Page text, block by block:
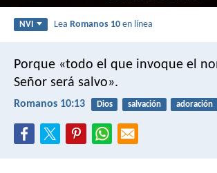
NVI LeaRomanos 10 en línea
Porque «todo el que invoque el
Señor será salvo».
Romanos 10:13 Dios salvación adoración